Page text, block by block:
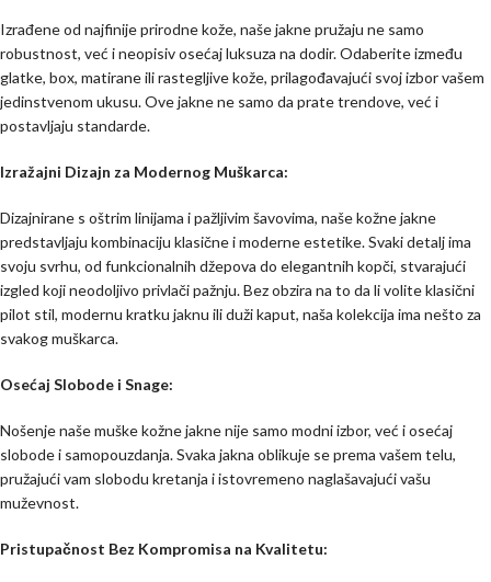
Izrađene od najfinije prirodne kože, naše jakne pružaju ne samo
robustnost, već i neopisiv osećaj luksuza na dodir. Odaberite između
glatke, box, matirane ili rastegljive kože, prilagođavajući svoj izbor vašem
jedinstvenom ukusu. Ove jakne ne samo da prate trendove, već i
postavljaju standarde.
Izražajni Dizajn za Modernog Muškarca:
Dizajnirane s oštrim linijama i pažljivim šavovima, naše kožne jakne
predstavljaju kombinaciju klasične i moderne estetike. Svaki detalj ima
svoju svrhu, od funkcionalnih džepova do elegantnih kopči, stvarajući
izgled koji neodoljivo privlači pažnju. Bez obzira na to da li volite klasični
pilot stil, modernu kratku jaknu ili duži kaput, naša kolekcija ima nešto za
svakog muškarca.
Osećaj Slobode i Snage:
Nošenje naše muške kožne jakne nije samo modni izbor, već i osećaj
slobode i samopouzdanja. Svaka jakna oblikuje se prema vašem telu,
pružajući vam slobodu kretanja i istovremeno naglašavajući vašu
muževnost.
Pristupačnost Bez Kompromisa na Kvalitetu: